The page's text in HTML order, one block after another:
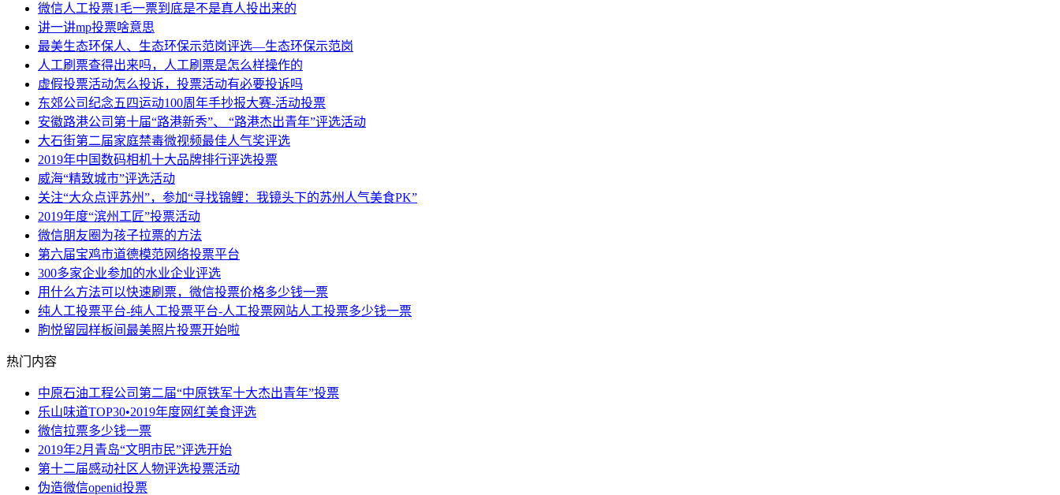
微信人工投票1毛一票到底是不是真人投出来的
讲一讲mp投票啥意思
最美生态环保人、生态环保示范岗评选—生态环保示范岗
人工刷票查得出来吗，人工刷票是怎么样操作的
虚假投票活动怎么投诉，投票活动有必要投诉吗
东郊公司纪念五四运动100周年手抄报大赛-活动投票
安徽路港公司第十届“路港新秀”、 “路港杰出青年”评选活动
大石街第二届家庭禁毒微视频最佳人气奖评选
2019年中国数码相机十大品牌排行评选投票
威海“精致城市”评选活动
关注“大众点评苏州”，参加“寻找锦鲤：我镜头下的苏州人气美食PK”
2019年度“滨州工匠”投票活动
微信朋友圈为孩子拉票的方法
第六届宝鸡市道德模范网络投票平台
300多家企业参加的水业企业评选
用什么方法可以快速刷票，微信投票价格多少钱一票
纯人工投票平台-纯人工投票平台-人工投票网站人工投票多少钱一票
朐悦留园样板间最美照片投票开始啦
热门内容
中原石油工程公司第二届“中原铁军十大杰出青年”投票
乐山味道TOP30•2019年度网红美食评选
微信拉票多少钱一票
2019年2月青岛“文明市民”评选开始
第十二届感动社区人物评选投票活动
伪造微信openid投票